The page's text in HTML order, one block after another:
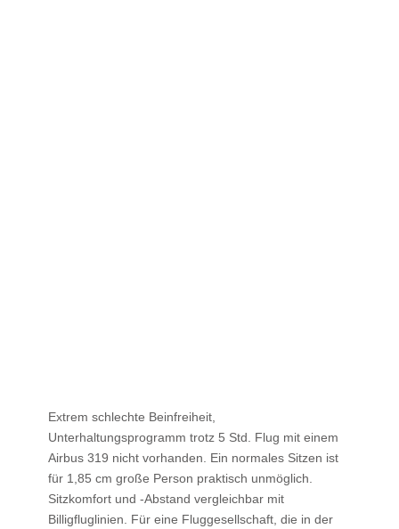
Extrem schlechte Beinfreiheit,
Unterhaltungsprogramm trotz 5 Std. Flug mit einem
Airbus 319 nicht vorhanden. Ein normales Sitzen ist
für 1,85 cm große Person praktisch unmöglich.
Sitzkomfort und -Abstand vergleichbar mit
Billigfluglinien. Für eine Fluggesellschaft, die in der